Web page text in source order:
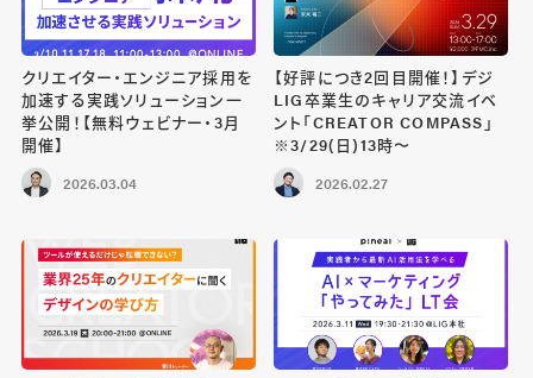
クリエイター・エンジニア採用を
加速する実践ソリューション一
挙公開！【無料ウェビナー・3月
開催】
2026.03.04
【好評につき2回目開催！】デジ
LIG卒業生のキャリア交流イベ
ント「CREATOR COMPASS」
※3/29(日)13時〜
2026.02.27